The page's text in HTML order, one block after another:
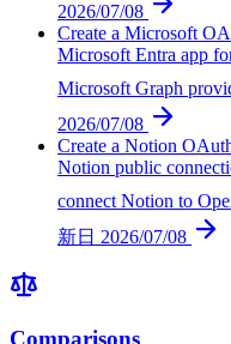
2026/07/08
Create a Microsoft
Microsoft Entra app
Microsoft Graph
2026/07/08
Create a Notion
Notion public
connect Notion to
新日 2026/07/08
Comparisons